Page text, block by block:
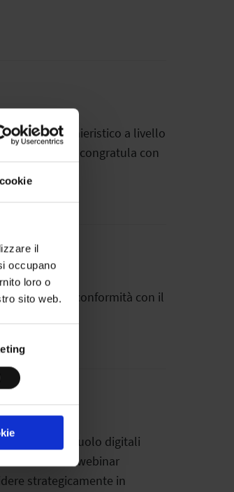
il
occupano
loro o
sito web.
progetto pionieristico a livello
feratel si congratula con
i canali e in conformità con il
e modelli di ruolo digitali
mensile di webinar
strategicamente in